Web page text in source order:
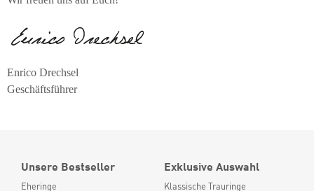
Enrico Drechsel
Geschäftsführer
Unsere Bestseller
Eheringe
Exklusive Auswahl
Klassische Trauringe